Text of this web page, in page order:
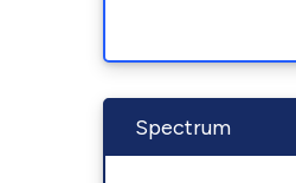
Spectrum